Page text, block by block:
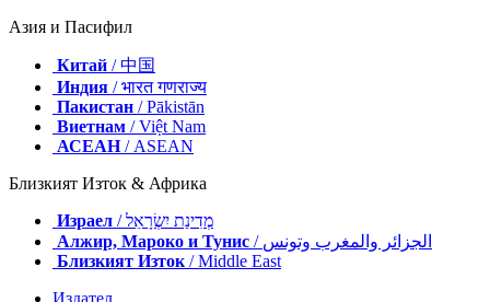
Азия и Пасифил
Китай / 中国
Индия / भारत गणराज्य
Пакистан / Pākistān
Виетнам / Việt Nam
АСЕАН/ ASEAN
Близкият Изток & Африка
Израел
/ מְדִינַת יִשְׂרָאֵל
Алжир, Мароко и Тунис
/ الجزائر والمغرب وتونس
Близкият Изток / Middle East
Издател